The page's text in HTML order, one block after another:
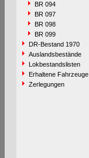
BR 094
BR 097
BR 098
BR 099
DR-Bestand 1970
Auslandsbestände
Lokbestandslisten
Erhaltene Fahrzeuge
Zerlegungen